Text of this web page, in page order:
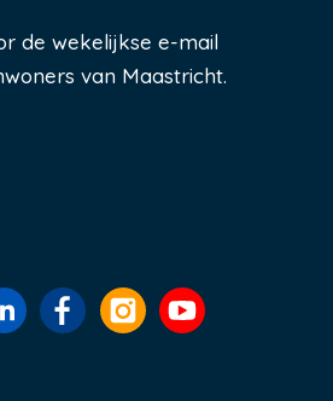
de wekelijkse e-mail
van Maastricht.